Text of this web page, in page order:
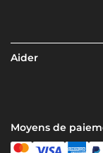
Aider
Moyens de